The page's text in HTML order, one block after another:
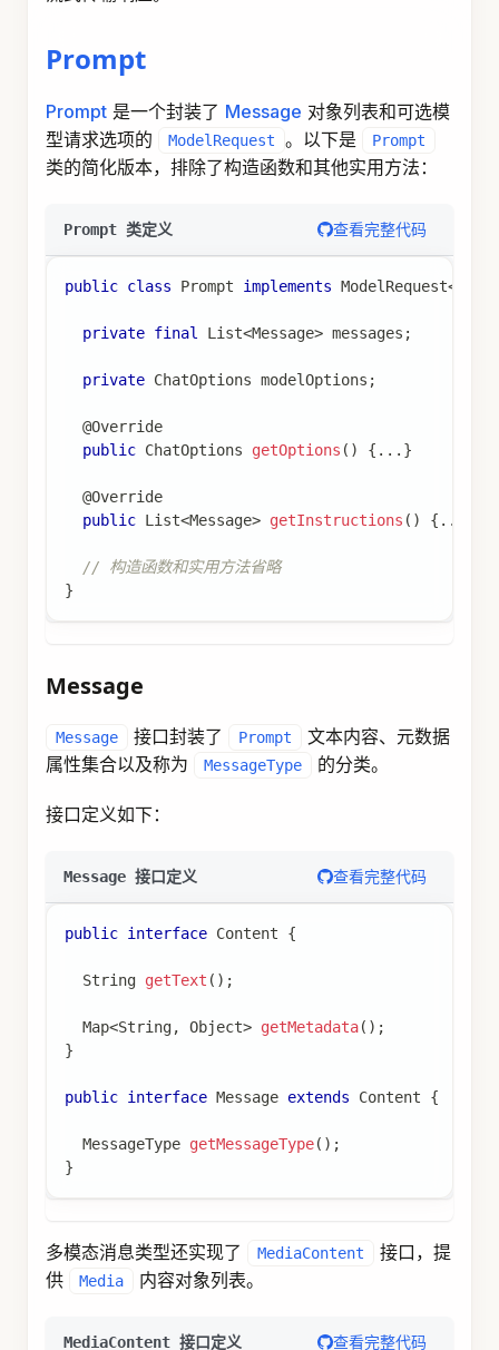
Prompt
Prompt 是一个封装了 Message 对象列表和可选模
型请求选项的
ModelRequest 。以下是 Prompt
类的简化版本，排除了构造函数和其他实用方法：
Prompt 类定义 查看完整代码
public class Prompt implements ModelRequest<
private final List<Message> messages ;
private ChatOptions modelOptions ;
@Override
public ChatOptions getOptions ( ) { . . . }
@Override
public List<Message> getInstructions ( ) { . .
// 构造函数和实用方法省略
}
Message
Message 接口封装了 Prompt
文本内容、元数据
属性集合以及称为
MessageType 的分类。
接口定义如下：
Message 接口定义 查看完整代码
public interface Content {
String getText ( ) ;
Map<String, Object> getMetadata( ) ;
}
public interface Message extends Content {
MessageType getMessageType( ) ;
}
多模态消息类型还实现了 MediaContent
接口，提
供
Media 内容对象列表。
MediaContent 接口定义 查看完整代码